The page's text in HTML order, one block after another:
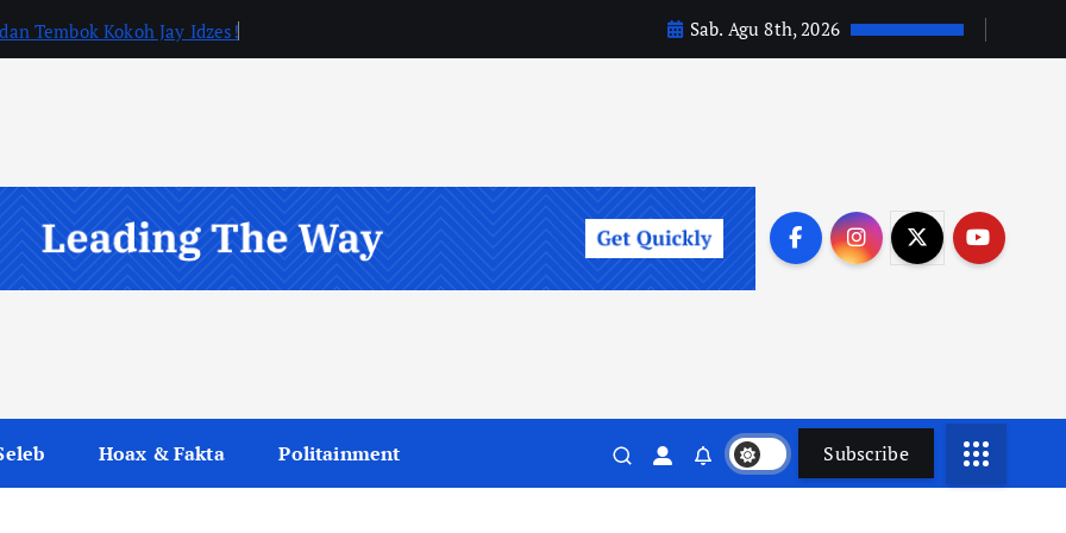
Tembok Kokoh Jay Idzes! Sab. Agu 8th, 2026
Hoax & Fakta Politainment Subscribe